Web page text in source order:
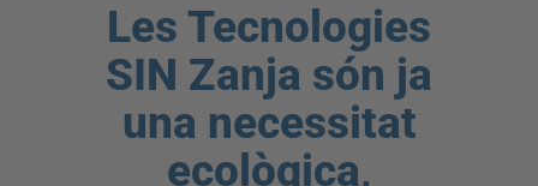
Les Tecnologies
SIN Zanja són ja
una necessitat
ecològica,